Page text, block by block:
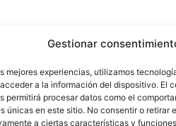
Gestionar
mejores experiencias, utilizamos
a la información del dispositivo. El
permitirá procesar datos como el
únicas en este sitio. No consentir o retirar
a ciertas características y